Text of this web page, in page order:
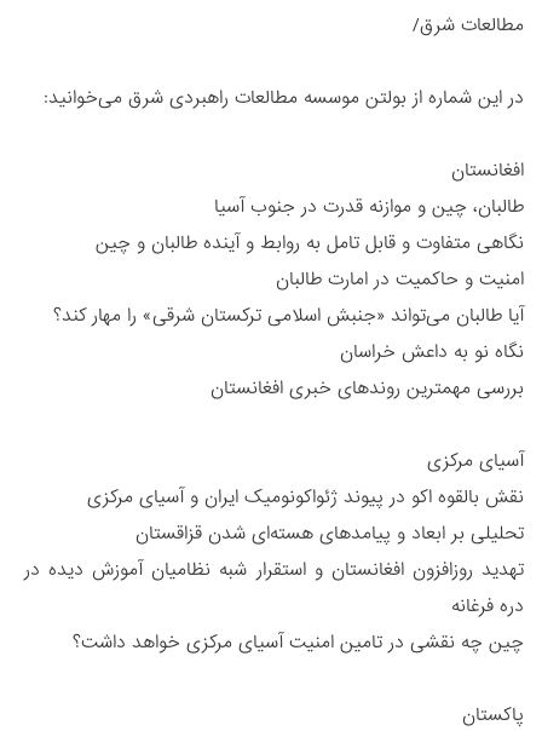
مطالعات شرق/
در این شماره از بولتن موسسه مطالعات راهبردی شرق می‌خوانید:
افغانستان
طالبان، چین و موازنه قدرت در جنوب آسیا
نگاهی متفاوت و قابل تامل به روابط و آینده طالبان و چین
امنیت و حاکمیت در امارت طالبان
آیا طالبان میتواند «جنبش اسلامی ترکستان شرقی» را مهار کند؟
نگاه نو به داعش خراسان
بررسی مهمترین روندهای خبری افغانستان
آسیای مرکزی
نقش بالقوه اکو در پیوند ژئواکونومیک ایران و آسیای مرکزی
تحلیلی بر ابعاد و پیامدهای هستهای شدن قزاقستان
تهدید روزافزون افغانستان و استقرار شبه نظامیان آموزش دیده در
دره فرغانه
چین چه نقشی در تامین امنیت آسیای مرکزی خواهد داشت؟
پاکستان